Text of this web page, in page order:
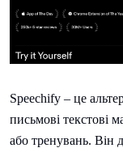
Speechify – це
письмові текстові
або тренувань. Він